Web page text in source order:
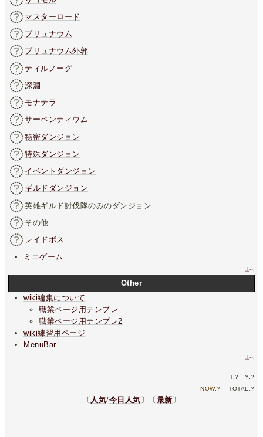
マスターロード
プリュナウム
プリュナウム外郭
ティルノーグ
深淵
モナテラ
サーペンティウム
秘密ダンジョン
特殊ダンジョン
イベントダンジョン
ギルドダンジョン
英雄ギルド討伐隊のみのダンジョン
その他
レイドボス
ミニゲーム
上へ
Other
wiki編集について
職業ページ用テンプレ
職業ページ用テンプレ2
wiki練習用ページ
MenuBar
上へ
T.? Y.?
NOW.? TOTAL.?
〔 人気/今日人気 〕〔 最新 〕